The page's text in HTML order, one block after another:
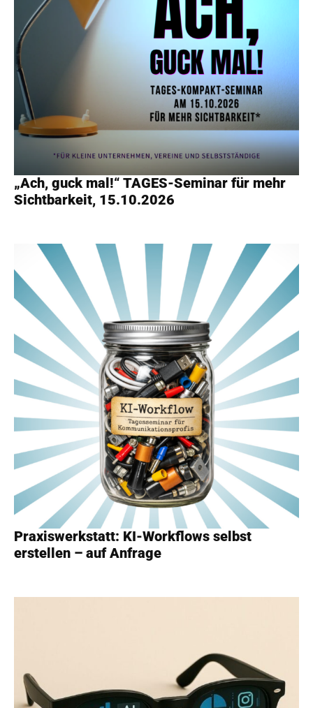
„Ach, guck mal!“ TAGES-Seminar für mehr
Sichtbarkeit, 15.10.2026
Praxiswerkstatt: KI-Workflows selbst
erstellen – auf Anfrage